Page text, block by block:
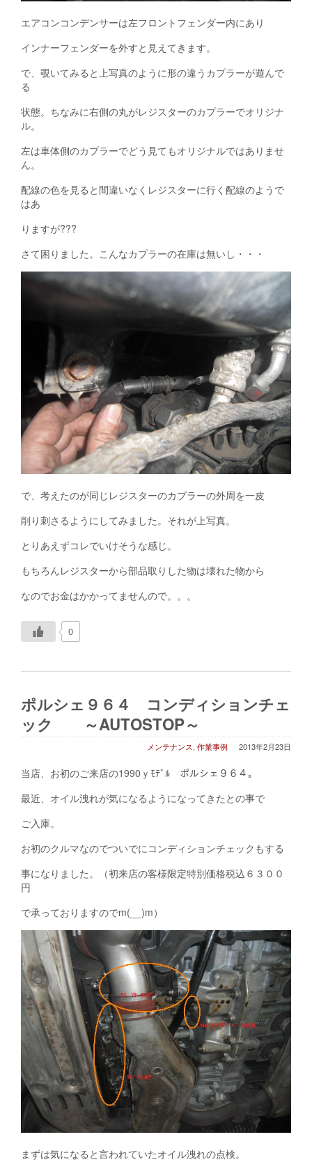
エアコンコンデンサーは左フロントフェンダー内にあり
インナーフェンダーを外すと見えてきます。
で、覗いてみると上写真のように形の違うカプラーが遊んで
る
状態。ちなみに右側の丸がレジスターのカプラーでオリジナ
ル。
左は車体側のカプラーでどう見てもオリジナルではありませ
ん。
配線の色を見ると間違いなくレジスターに行く配線のようで
はあ
りますが???
さて困りました。こんなカプラーの在庫は無いし・・・
で、考えたのが同じレジスターのカプラーの外周を一皮
削り刺さるようにしてみました。それが上写真。
とりあえずコレでいけそうな感じ。
もちろんレジスターから部品取りした物は壊れた物から
なのでお金はかかってませんので。。。
0
ポルシェ９６４ コンディションチェ
ック ～AUTOSTOP～
2013年2月23日
メンテナンス, 作業事例
当店、お初のご来店の1990ｙﾓﾃﾞﾙ ポルシェ９６４。
最近、オイル洩れが気になるようになってきたとの事で
ご入庫。
お初のクルマなのでついでにコンディションチェックもする
事になりました。（初来店の客様限定特別価格税込６３００
円
で承っておりますのでm(__)m）
まずは気になると言われていたオイル洩れの点検。